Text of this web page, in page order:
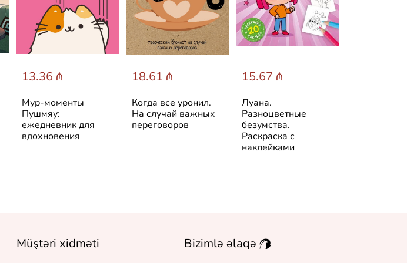
13.36 ₼
Мур-моменты
Пушмяу:
ежедневник для
вдохновения
18.61 ₼
Когда все уронил.
На случай важных
переговоров
15.67 ₼
Луана.
Разноцветные
безумства.
Раскраска с
наклейками
Müştəri xidməti Bizimlə əlaqə